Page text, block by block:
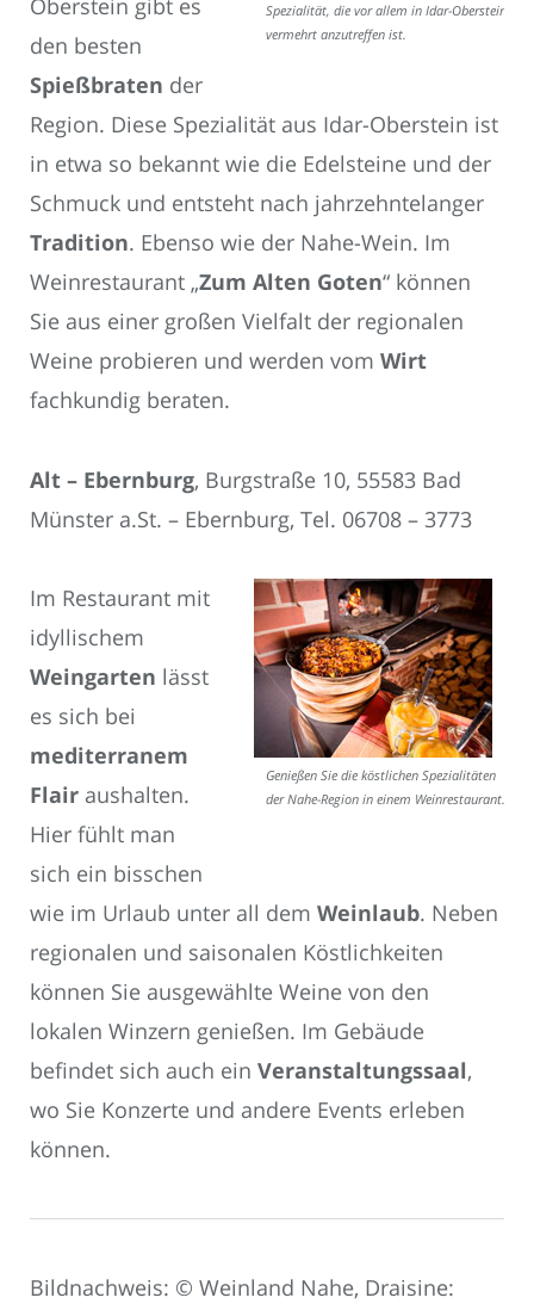
Spezialität, die vor allem in Idar-Oberstein
vermehrt anzutreffen ist.
Oberstein gibt es
den besten
Spießbraten der
Region. Diese Spezialität aus Idar-Oberstein ist
in etwa so bekannt wie die Edelsteine und der
Schmuck und entsteht nach jahrzehntelanger
Tradition. Ebenso wie der Nahe-Wein. Im
Weinrestaurant „Zum Alten Goten“ können
Sie aus einer großen Vielfalt der regionalen
Weine probieren und werden vom Wirt
fachkundig beraten.
Alt – Ebernburg, Burgstraße 10, 55583 Bad
Münster a.St. – Ebernburg, Tel. 06708 – 3773
Genießen Sie die köstlichen Spezialitäten
der Nahe-Region in einem Weinrestaurant.
Im Restaurant mit
idyllischem
Weingarten lässt
es sich bei
mediterranem
Flair aushalten.
Hier fühlt man
sich ein bisschen
wie im Urlaub unter all dem Weinlaub. Neben
regionalen und saisonalen Köstlichkeiten
können Sie ausgewählte Weine von den
lokalen Winzern genießen. Im Gebäude
befindet sich auch ein Veranstaltungssaal,
wo Sie Konzerte und andere Events erleben
können.
Bildnachweis: © Weinland Nahe, Draisine: